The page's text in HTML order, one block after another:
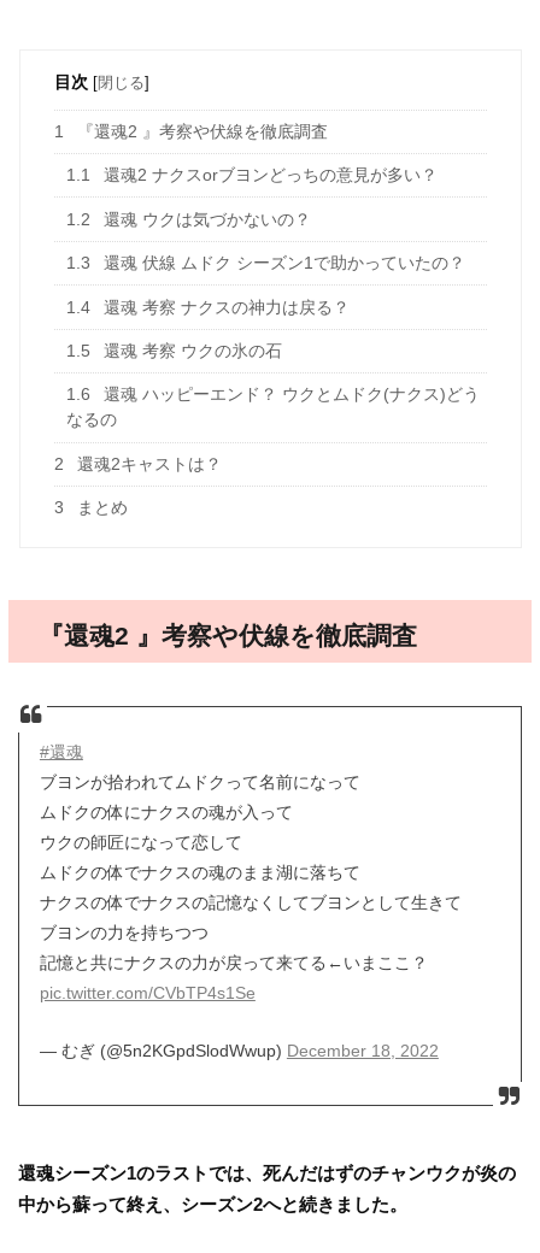
目次 [閉じる]
1 『還魂2 』考察や伏線を徹底調査
1.1 還魂2 ナクスorブヨンどっちの意見が多い？
1.2 還魂 ウクは気づかないの？
1.3 還魂 伏線 ムドク シーズン1で助かっていたの？
1.4 還魂 考察 ナクスの神力は戻る？
1.5 還魂 考察 ウクの氷の石
1.6
還魂 ハッピーエンド？ ウクとムドク(ナクス)どう
なるの
2 還魂2キャストは？
3 まとめ
『還魂2 』考察や伏線を徹底調査
#還魂
ブヨンが拾われてムドクって名前になって
ムドクの体にナクスの魂が入って
ウクの師匠になって恋して
ムドクの体でナクスの魂のまま湖に落ちて
ナクスの体でナクスの記憶なくしてブヨンとして生きて
ブヨンの力を持ちつつ
記憶と共にナクスの力が戻って来てる←いまここ？
pic.twitter.com/CVbTP4s1Se
— むぎ (@5n2KGpdSlodWwup) December 18, 2022
還魂シーズン1のラストでは、死んだはずのチャンウクが炎の
中から蘇って終え、シーズン2へと続きました。